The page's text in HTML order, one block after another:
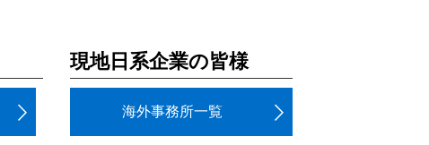
現地日系企業の皆様
海外事務所一覧